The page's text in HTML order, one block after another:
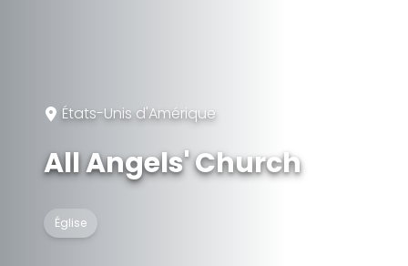
États-Unis d'Amérique
All Angels' Church
Église